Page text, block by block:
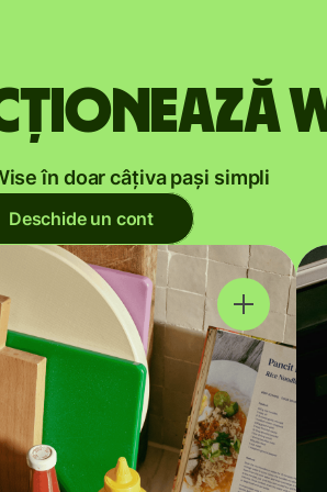
în doar câțiva pași simpli
Deschide un cont